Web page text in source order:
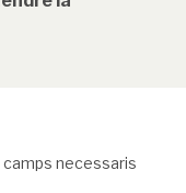
camps necessaris